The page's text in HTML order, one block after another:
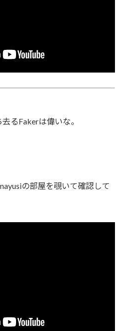
るFakerは偉いな。
の部屋を覗いて確認して